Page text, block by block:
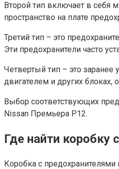
Второй тип включает в себя
пространство на плате
Третий тип – это
Эти предохранители часто
Четвертый тип – это заранее
двигателем и других блоках,
Выбор соответствующих
Nissan Премьера P12.
Где найти коробку
Коробка с